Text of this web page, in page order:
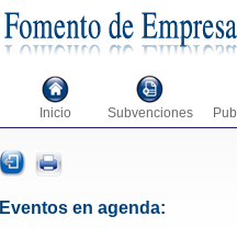
Inicio Subvenciones
Eventos en agenda: